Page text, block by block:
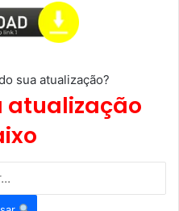
sua atualização?
atualização